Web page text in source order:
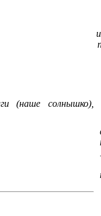
(наше солнышко),